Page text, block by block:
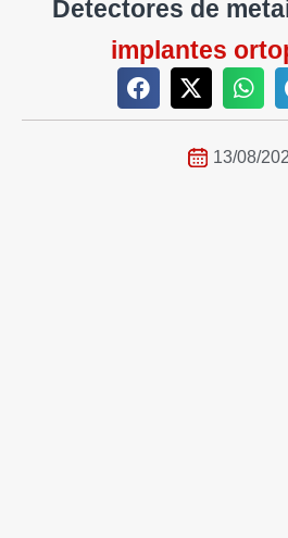
Detectores de
implantes
13/08/